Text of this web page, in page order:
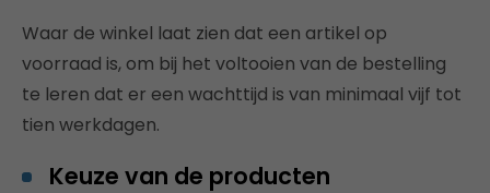
Waar de winkel laat zien dat een artikel op
voorraad is, om bij het voltooien van de bestelling
te leren dat er een wachttijd is van minimaal vijf tot
tien werkdagen.
Keuze van de producten